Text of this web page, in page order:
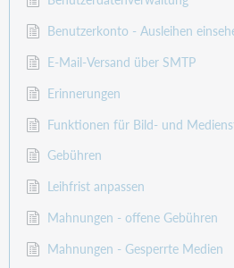
Benutzerkonto - Ausleihen
E-Mail-Versand über SMTP
Erinnerungen
Funktionen für Bild- und
Gebühren
Leihfrist anpassen
Mahnungen - offene Gebühren
Mahnungen - Gesperrte Medien